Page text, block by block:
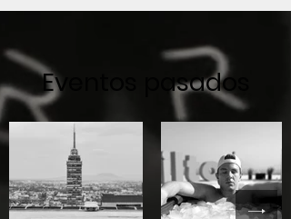
Eventos pasados